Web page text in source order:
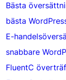
Bästa
bästa
E-
snabbare
FluentC